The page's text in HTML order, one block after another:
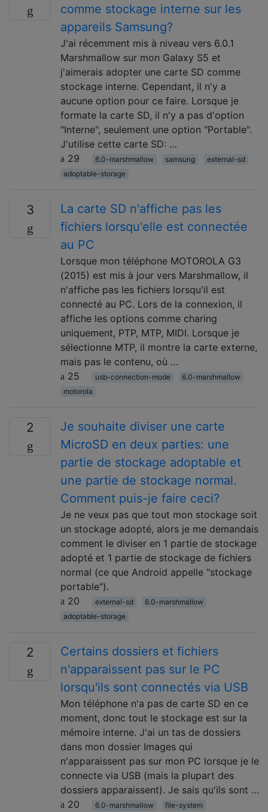
comme stockage interne sur les
appareils Samsung?
J'ai récemment mis à niveau vers 6.0.1
Marshmallow sur mon Galaxy S5 et
j'aimerais adopter une carte SD comme
stockage interne. Cependant, il n'y a
aucune option pour ce faire. Lorsque je
formate la carte SD, il n'y a pas d'option
"Interne", seulement une option "Portable".
J'utilise cette carte SD: …
29
6.0-marshmallow samsung
external-sd
adoptable-storage
3
La carte SD n'affiche pas les
fichiers lorsqu'elle est connectée
au PC
Lorsque mon téléphone MOTOROLA G3
(2015) est mis à jour vers Marshmallow, il
n'affiche pas les fichiers lorsqu'il est
connecté au PC. Lors de la connexion, il
affiche les options comme charing
uniquement, PTP, MTP, MIDI. Lorsque je
sélectionne MTP, il montre la carte externe,
mais pas le contenu, où …
25
usb-connection-mode
6.0-marshmallow
motorola
2
Je souhaite diviser une carte
MicroSD en deux parties: une
partie de stockage adoptable et
une partie de stockage normal.
Comment puis-je faire ceci?
Je ne veux pas que tout mon stockage soit
un stockage adopté, alors je me demandais
comment le diviser en 1 partie de stockage
adopté et 1 partie de stockage de fichiers
normal (ce que Android appelle "stockage
portable").
20
external-sd
6.0-marshmallow
adoptable-storage
2
Certains dossiers et fichiers
n'apparaissent pas sur le PC
lorsqu'ils sont connectés via USB
Mon téléphone n'a pas de carte SD en ce
moment, donc tout le stockage est sur la
mémoire interne. J'ai un tas de dossiers
dans mon dossier Images qui
n'apparaissent pas sur mon PC lorsque je le
connecte via USB (mais la plupart des
dossiers apparaissent). Je sais qu'ils sont …
20
6.0-marshmallow file-system